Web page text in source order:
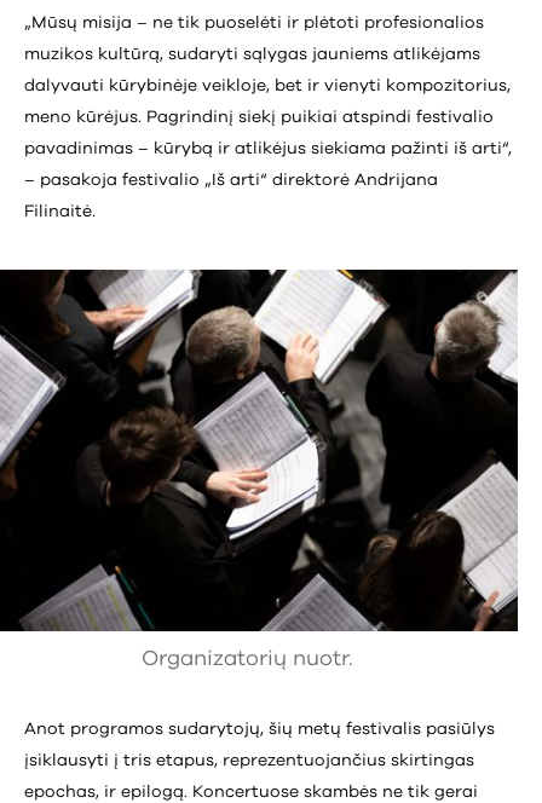
„Mūsų misija – ne tik puoselėti ir plėtoti profesionalios
muzikos kultūrą, sudaryti sąlygas jauniems atlikėjams
dalyvauti kūrybinėje veikloje, bet ir vienyti kompozitorius,
meno kūrėjus. Pagrindinį siekį puikiai atspindi festivalio
pavadinimas – kūrybą ir atlikėjus siekiama pažinti iš arti“,
– pasakoja festivalio „Iš arti“ direktorė Andrijana
Filinaitė.
Organizatorių nuotr.
Anot programos sudarytojų, šių metų festivalis pasiūlys
įsiklausyti į tris etapus, reprezentuojančius skirtingas
epochas, ir epilogą. Koncertuose skambės ne tik gerai